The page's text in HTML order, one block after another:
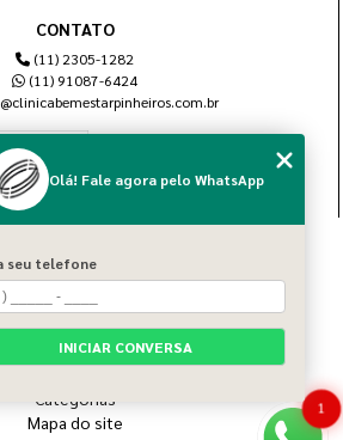
CONTATO
(11) 2305-1282
(11) 91087-6424
Home
Sobre nós
Blog
Serviços
Categorias
Mapa do site
1
Olá! Fale agora pelo WhatsApp
seu telefone
INICIAR CONVERSA